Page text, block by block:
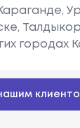
городах